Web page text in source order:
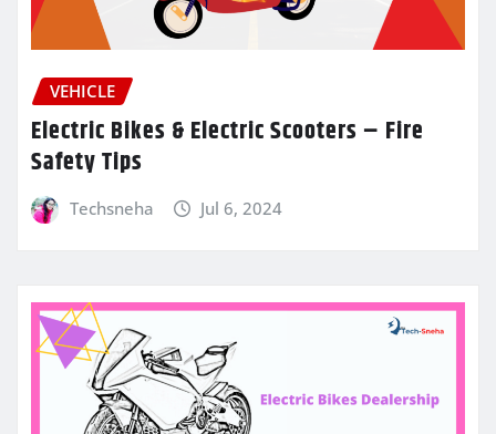
VEHICLE
Electric Bikes & Electric Scooters – Fire
Safety Tips
Techsneha Jul 6, 2024